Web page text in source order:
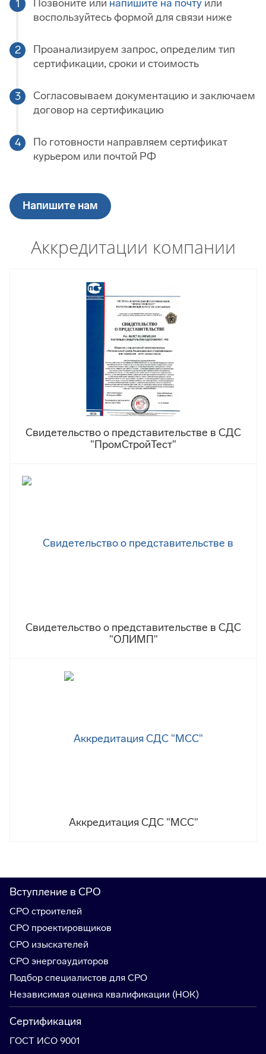
Позвоните или напишите на почту или
воспользуйтесь формой для связи ниже
Проанализируем запрос, определим тип
сертификации, сроки и стоимость
Согласовываем документацию и заключаем
договор на сертификацию
По готовности направляем сертификат
курьером или почтой РФ
Напишите нам
Аккредитации компании
Свидетельство о представительстве в СДС
"ПромСтройТест"
Свидетельство о представительстве в СДС
"ОЛИМП"
Аккредитация СДС "МСС"
Вступление в СРО
СРО строителей
СРО проектировщиков
СРО изыскателей
СРО энергоаудиторов
Подбор специалистов для СРО
Независимая оценка квалификации (НОК)
Сертификация
ГОСТ ИСО 9001